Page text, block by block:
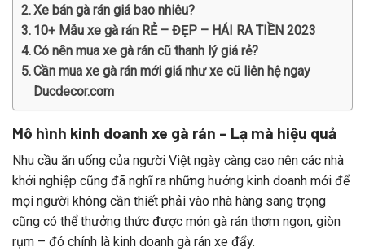
Xe bán gà rán giá bao nhiêu?
10+ Mẫu xe gà rán RẺ – ĐẸP – HÁI RA TIỀN 2023
Có nên mua xe gà rán cũ thanh lý giá rẻ?
Cần mua xe gà rán mới giá như xe cũ liên hệ ngay
Ducdecor.com
Mô hình kinh doanh xe gà rán – Lạ mà hiệu quả
Nhu cầu ăn uống của người Việt ngày càng cao nên các nhà
khởi nghiệp cũng đã nghĩ ra những hướng kinh doanh mới để
mọi người không cần thiết phải vào nhà hàng sang trọng
cũng có thể thưởng thức được món gà rán thơm ngon, giòn
rụm – đó chính là kinh doanh gà rán xe đẩy.